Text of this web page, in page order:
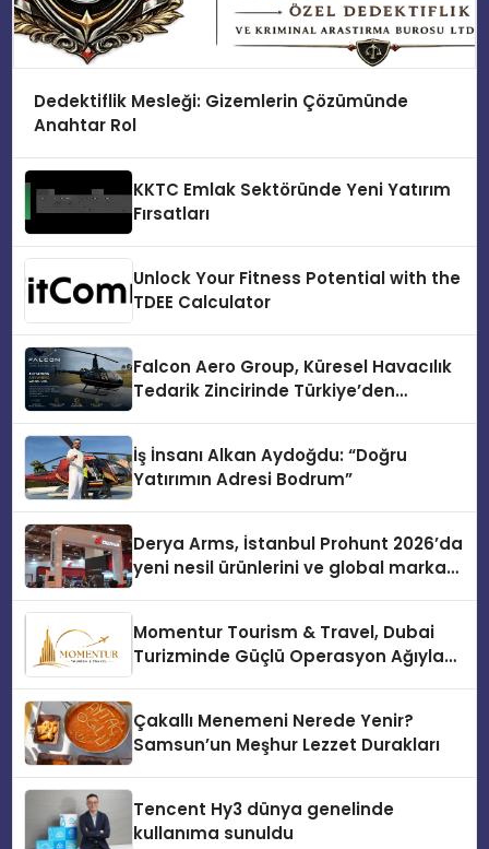
Dedektiflik Mesleği: Gizemlerin Çözümünde
Anahtar Rol
KKTC Emlak Sektöründe Yeni Yatırım
Fırsatları
Unlock Your Fitness Potential with the
TDEE Calculator
Falcon Aero Group, Küresel Havacılık
Tedarik Zincirinde Türkiye’den
İş İnsanı Alkan Aydoğdu: “Doğru
Yatırımın Adresi Bodrum”
Derya Arms, İstanbul Prohunt 2026’da
yeni nesil ürünlerini ve global marka
Momentur Tourism & Travel, Dubai
Turizminde Güçlü Operasyon Ağıyla
Çakallı Menemeni Nerede Yenir?
Samsun’un Meşhur Lezzet Durakları
Tencent Hy3 dünya genelinde
kullanıma sunuldu